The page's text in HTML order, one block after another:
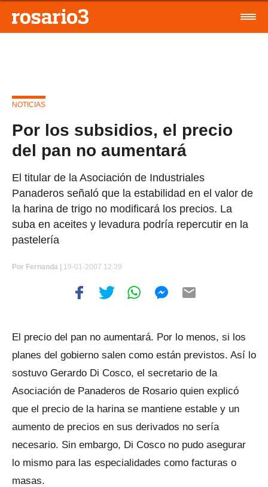
NOTICIAS
Por los subsidios, el precio
del pan no aumentará
El titular de la Asociación de Industriales
Panaderos señaló que la estabilidad en el valor de
la harina de trigo no modificará los precios. La
suba en aceites y levadura podría repercutir en la
pastelería
Por Fernanda | 19-01-2007 12:39
El precio del pan no aumentará. Por lo menos, si los
planes del gobierno salen como están previstos. Así lo
sostuvo Gerardo Di Cosco, el secretario de la
Asociación de Panaderos de Rosario quien explicó
que el precio de la harina se mantiene estable y un
aumento de precios en sus derivados no sería
necesario. Sin embargo, Di Cosco no pudo asegurar
lo mismo para las especialidades como facturas o
masas.